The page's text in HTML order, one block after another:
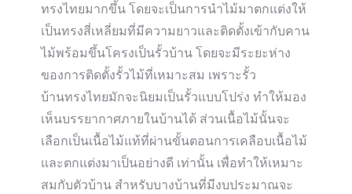
ทรงไทยมากขึ้น โดยจะเป็นการนำไม้มาตกแต่งให้
เป็นทรงสี่เหลี่ยมที่มีความยาวและติดตั้งเข้ากับคาน
ไม้พร้อมขึ้นโครงเป็นรั้วบ้าน โดยจะมีระยะห่าง
ของการติดตั้งรั้วไม้ที่เหมาะสม เพราะรั้ว
บ้านทรงไทยมักจะนิยมเป็นรั้วแบบโปร่ง ทำให้มอง
เห็นบรรยากาศภายในบ้านได้ ส่วนเนื้อไม้นั้นจะ
เลือกเป็นเนื้อไม้แท้ที่ผ่านขั้นตอนการเคลือบเนื้อไม้
และตกแต่งมาเป็นอย่างดี เท่านั้น เพื่อทำให้เหมาะ
สมกับตัวบ้าน สำหรับบางบ้านที่มีงบประมาณจะ